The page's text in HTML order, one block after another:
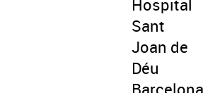
Hospital
Sant
Joan de
Déu